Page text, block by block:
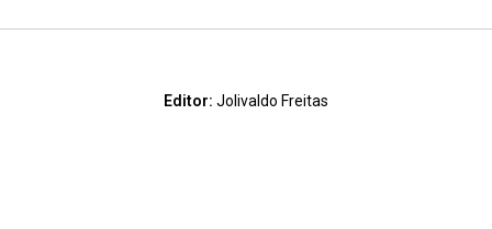
Editor: Jolivaldo Freitas